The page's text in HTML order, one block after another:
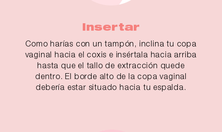
Insertar
Como harías con un tampón, inclina tu copa
vaginal hacia el coxis e insértala hacia arriba
hasta que el tallo de extracción quede
dentro. El borde alto de la copa vaginal
debería estar situado hacia tu espalda.